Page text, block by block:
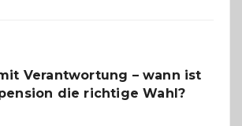
Verantwortung – wann ist
die richtige Wahl?